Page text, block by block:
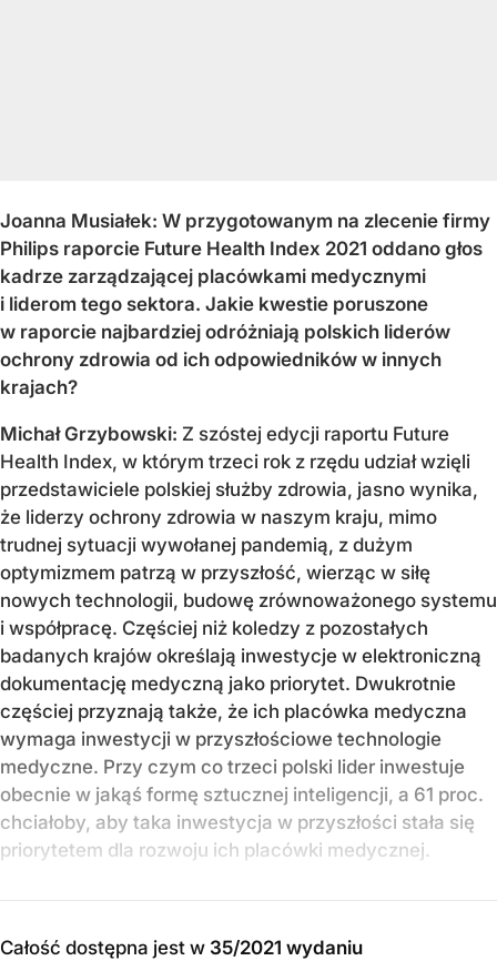
Joanna Musiałek: W przygotowanym na zlecenie firmy
Philips raporcie Future Health Index 2021 oddano głos
kadrze zarządzającej placówkami medycznymi
i liderom tego sektora. Jakie kwestie poruszone
w raporcie najbardziej odróżniają polskich liderów
ochrony zdrowia od ich odpowiedników w innych
krajach?
Michał Grzybowski: Z szóstej edycji raportu Future
Health Index, w którym trzeci rok z rzędu udział wzięli
przedstawiciele polskiej służby zdrowia, jasno wynika,
że liderzy ochrony zdrowia w naszym kraju, mimo
trudnej sytuacji wywołanej pandemią, z dużym
optymizmem patrzą w przyszłość, wierząc w siłę
nowych technologii, budowę zrównoważonego systemu
i współpracę. Częściej niż koledzy z pozostałych
badanych krajów określają inwestycje w elektroniczną
dokumentację medyczną jako priorytet. Dwukrotnie
częściej przyznają także, że ich placówka medyczna
wymaga inwestycji w przyszłościowe technologie
medyczne. Przy czym co trzeci polski lider inwestuje
obecnie w jakąś formę sztucznej inteligencji, a 61 proc.
chciałoby, aby taka inwestycja w przyszłości stała się
priorytetem dla rozwoju ich placówki medycznej.
Całość dostępna jest w 35/2021 wydaniu